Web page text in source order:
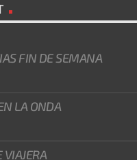
FIN DE SEMANA
LA ONDA
VIAJERA